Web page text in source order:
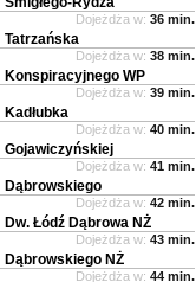
Dojeżdża w: 36 min.
Tatrzańska
Dojeżdża w: 38 min.
Konspiracyjnego WP
Dojeżdża w: 39 min.
Kadłubka
Dojeżdża w: 40 min.
Gojawiczyńskiej
Dojeżdża w: 41 min.
Dąbrowskiego
Dojeżdża w: 42 min.
Dw. Łódź Dąbrowa NŻ
Dojeżdża w: 43 min.
Dąbrowskiego NŻ
Dojeżdża w: 44 min.